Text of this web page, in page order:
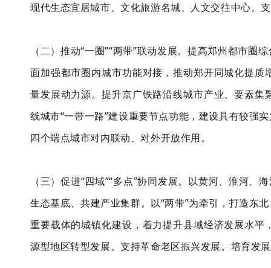
现代生态宜居城市、文化旅游名城、人文交往中心。
（二）推动“一圈”“两带”联动发展。提高郑州都市
面加强都市圈内城市功能对接，推动郑开同城化提
量发展动力源。提升京广铁路沿线城市产业、要素
线城市“一带一路”建设重要节点功能，建设具有较强
四个端点城市对内联动、对外开放作用。
（三）促进“四域”“多点”协同发展。以黄河、淮河
生态基底、共建产业集群。以“两带”为牵引，打造东
重要载体的城镇化建设，着力提升县域经济发展水
源型地区转型发展。支持革命老区振兴发展。培育发